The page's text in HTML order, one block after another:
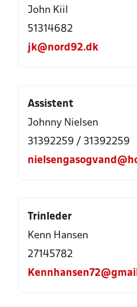
John Kiil
51314682
jk@nord92.dk
Assistent
Johnny Nielsen
31392259 / 31392259
Trinleder
Kenn Hansen
27145782